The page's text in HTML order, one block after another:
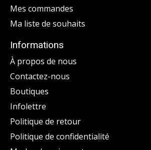
Mes commandes
Ma liste de souhaits
Informations
À propos de nous
Contactez-nous
Boutiques
Infolettre
Politique de retour
Politique de confidentialité